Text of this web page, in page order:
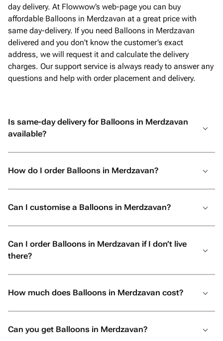
day delivery. At Flowwow’s web-page you can buy
affordable Balloons in Merdzavan at a great price with
same day-delivery. If you need Balloons in Merdzavan
delivered and you don't know the customer’s exact
address, we will request it and calculate the delivery
charges. Our support service is always ready to answer any
questions and help with order placement and delivery.
Is same-day delivery for Balloons in Merdzavan
available?
How do I order Balloons in Merdzavan?
Can I customise a Balloons in Merdzavan?
Can I order Balloons in Merdzavan if I don’t live
there?
How much does Balloons in Merdzavan cost?
Can you get Balloons in Merdzavan?